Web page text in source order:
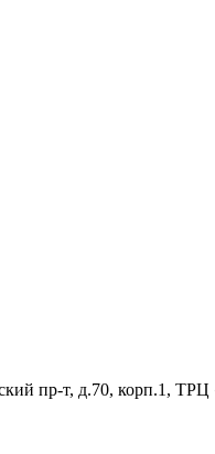
пр-т, д.70, корп.1, ТРЦ